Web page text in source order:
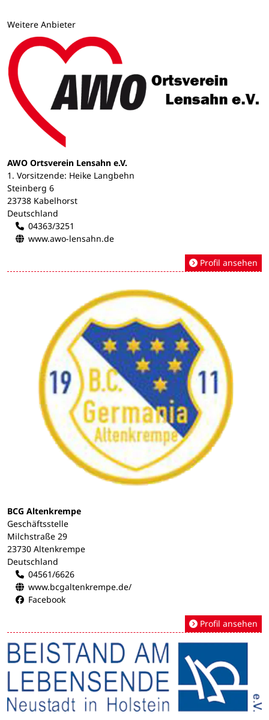
Weitere Anbieter
AWO Ortsverein Lensahn e.V.
1. Vorsitzende: Heike Langbehn
Steinberg 6
23738 Kabelhorst
Deutschland
04363/3251
www.awo-lensahn.de
Profil ansehen
BCG Altenkrempe
Geschäftsstelle
Milchstraße 29
23730 Altenkrempe
Deutschland
04561/6626
www.bcgaltenkrempe.de/
Facebook
Profil ansehen